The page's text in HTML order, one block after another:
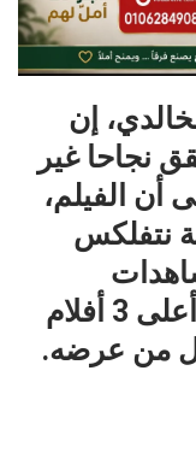
إن
نجاحا غير
أن الفيلم،
نتفلكس
مرتفعة، ودخل ضمن قائمة أعلى 3 أفلام
من عرضه.